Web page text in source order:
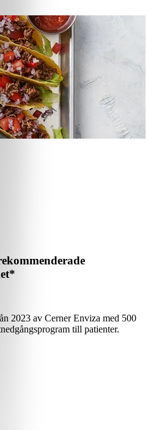
2023 av Cerner Enviza med 500
till patienter.